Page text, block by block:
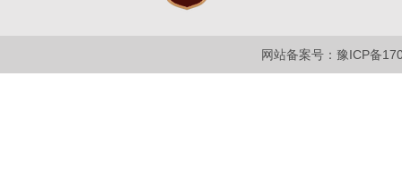
网站备案号：豫ICP备